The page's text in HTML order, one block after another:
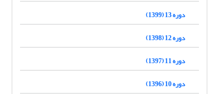
دوره 13 (1399)
دوره 12 (1398)
دوره 11 (1397)
دوره 10 (1396)